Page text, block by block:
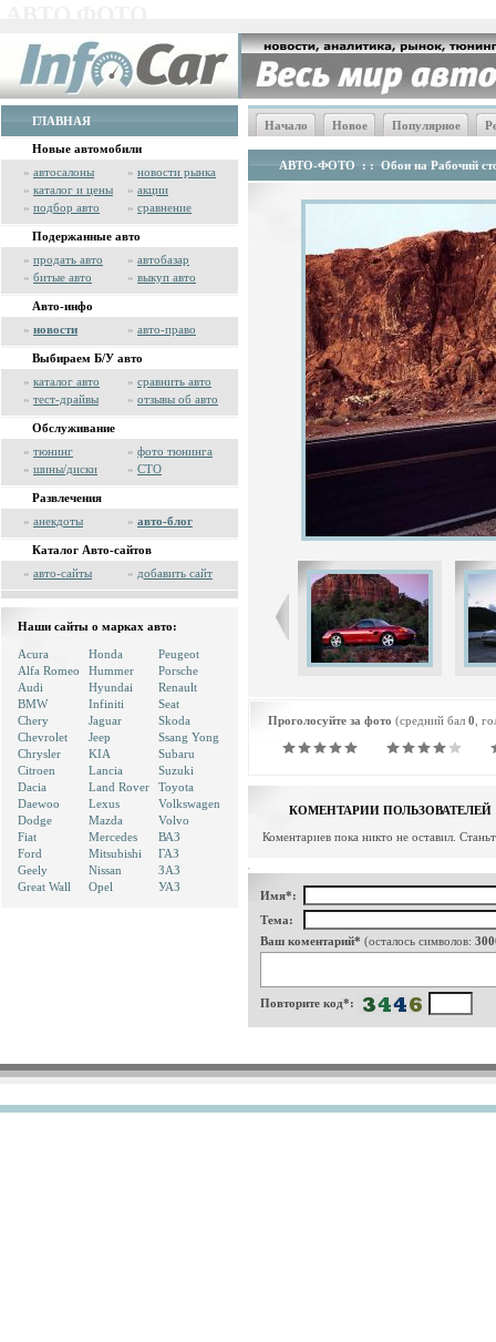
ГЛАВНАЯ
Новые автомобили
» автосалоны » новости рынка
» каталог и цены » акции
» подбор авто » сравнение
Подержанные авто
» продать авто » автобазар
» битые авто » выкуп авто
Авто-инфо
» новости » авто-право
Выбираем Б/У авто
» каталог авто » сравнить авто
» тест-драйвы » отзывы об авто
Обслуживание
» тюнинг » фото тюнинга
» шины/диски » СТО
Развлечения
» анекдоты » авто-блог
Каталог Авто-сайтов
» авто-сайты » добавить сайт
Наши сайты о марках авто:
Acura
Alfa Romeo
Audi
BMW
Chery
Chevrolet
Chrysler
Citroen
Dacia
Daewoo
Dodge
Fiat
Ford
Geely
Great Wall
Honda
Hummer
Hyundai
Infiniti
Jaguar
Jeep
KIA
Lancia
Land Rover
Lexus
Mazda
Mercedes
Mitsubishi
Nissan
Opel
Peugeot
Porsche
Renault
Seat
Skoda
Ssang Yong
Subaru
Suzuki
Toyota
Volkswagen
Volvo
ВАЗ
ГАЗ
ЗАЗ
УАЗ
Начало Новое Популярное
АВТО-ФОТО : : Обои на Рабочий
Проголосуйте за фото (средний бал 0 ,
КОМЕНТАРИИ ПОЛЬЗОВАТЕЛЕЙ
Коментариев пока никто не оставил.
Имя*:
Тема:
Ваш коментарий* (осталось символов:
Повторите код*: